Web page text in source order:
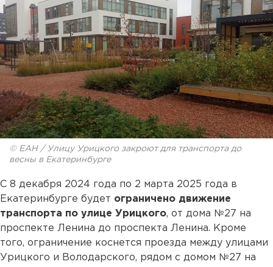
© ЕАН / Улицу Урицкого закроют для транспорта до
весны в Екатеринбурге
С 8 декабря 2024 года по 2 марта 2025 года в
Екатеринбурге будет ограничено движение
транспорта по улице Урицкого, от дома №27 на
проспекте Ленина до проспекта Ленина. Кроме
того, ограничение коснется проезда между улицами
Урицкого и Володарского, рядом с домом №27 на